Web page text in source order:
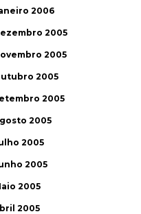
2006
2005
2005
2005
2005
2005
2005
2005
2005
2005